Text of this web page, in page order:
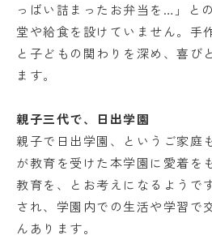
っばい詰まったお弁当を…」と
堂や給食を設けていません。手
と子どもの関わりを深め、喜び
ます。
親子三代で、日出学園
親子で日出学園、というご家庭
が教育を受けた本学園に愛着を
教育を、とお考えになるようで
され、学園内での生活や学習で
んあります。